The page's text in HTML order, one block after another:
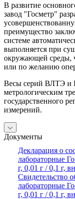
В развитие
завод "Госметр"
преимущество
системе
выполняется при
окружающей среды,
или по желанию
Весы серий ВЛТЭ и
метрологическим
государственного
измерений.
Документы
Декларация о
лабораторные
г, 0,01 г / 0,1 г,
Свидетельство
лабораторные
г, 0,01 г / 0,1 г,